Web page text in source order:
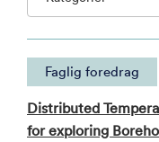
Faglig foredrag
Distributed
for exploring